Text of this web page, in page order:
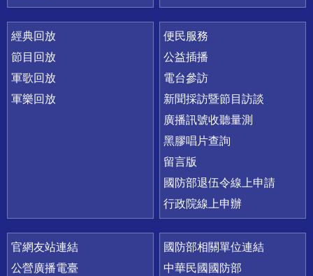
經典回放
節目回放
軍歌回放
軍樂回放
便民服務
公益插播
電台參訪
新聞採訪暨節目訪談
廣播訊號收聽量測
黑膠唱片查詢
留言版
國防部退伍令線上申請
行政院線上申辦
官網友站連結
公營廣播電臺
國防部相關單位連結
中華民國國防部